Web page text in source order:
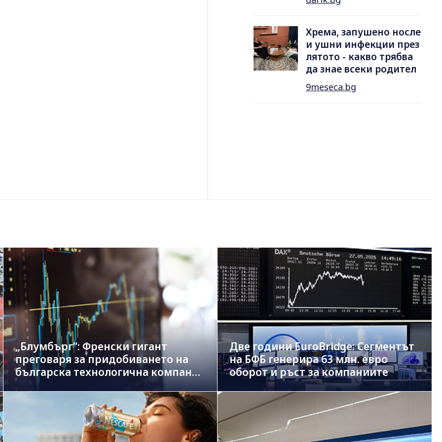
Хрема, запушено носле
и ушни инфекции през
лятотo - какво трябва
да знае всеки родител
9meseca.bg
„Блумбърг“: Френски гигант
преговаря за придобиването на
българска технологична компания
в сделка за 1.3 млрд. евро
Две години EuroBridge: Сегментът
на БФБ генерира 63 млн. евро
оборот и ръст за компаниите